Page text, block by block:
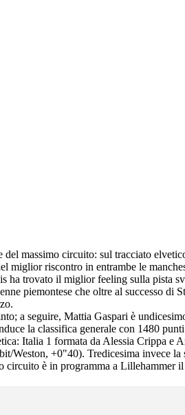
massimo circuito: sul tracciato
miglior riscontro in entrambe le
trovato il miglior feeling sulla pista
piemontese che oltre al successo di
a seguire, Mattia Gaspari è
la classifica generale con 1480
Italia 1 formata da Alessia Crippa e
+0"40). Tredicesima invece la
è in programma a Lillehammer